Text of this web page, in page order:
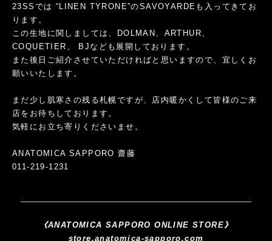
23SSでは “LINEN TYRONE”のSAVOYARDEも入ってきてお
ります。
この生地に関しましては、DOLMAN、ARTHUR、
COQUETIER、 BJなども展開しております。
また後日ご紹介させていただければと思いますので、宜しくお
願いいたします。
まだ少し肌寒さの残る札幌ですが、店内暖かくして皆様のご来
店をお待ちしております。
気軽にお立ち寄りくださいませ。
ANATOMICA SAPPORO 齋藤
011-219-1231
《ANATOMICA SAPPORO ONLINE STORE》
store.anatomica-sapporo.com